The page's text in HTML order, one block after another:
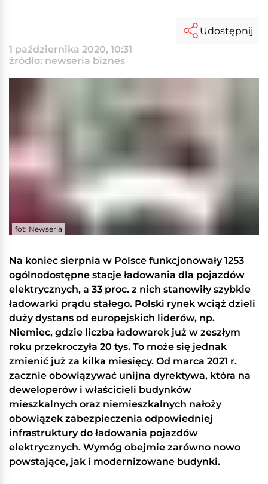
1 października 2020, 10:31
źródło: newseria biznes
Udostępnij
fot: Newseria
Na koniec sierpnia w Polsce funkcjonowały 1253
ogólnodostępne stacje ładowania dla pojazdów
elektrycznych, a 33 proc. z nich stanowiły szybkie
ładowarki prądu stałego. Polski rynek wciąż dzieli
duży dystans od europejskich liderów, np.
Niemiec, gdzie liczba ładowarek już w zeszłym
roku przekroczyła 20 tys. To może się jednak
zmienić już za kilka miesięcy. Od marca 2021 r.
zacznie obowiązywać unijna dyrektywa, która na
deweloperów i właścicieli budynków
mieszkalnych oraz niemieszkalnych nałoży
obowiązek zabezpieczenia odpowiedniej
infrastruktury do ładowania pojazdów
elektrycznych. Wymóg obejmie zarówno nowo
powstające, jak i modernizowane budynki.